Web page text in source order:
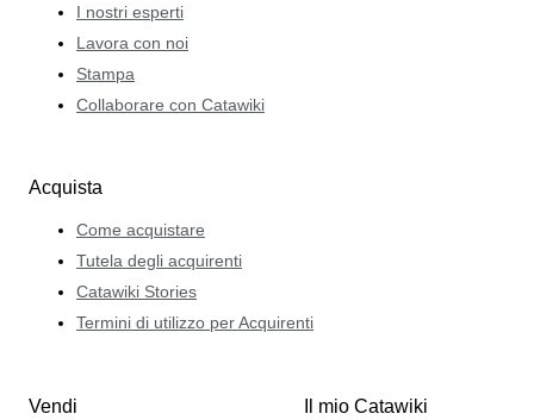
I nostri esperti
Lavora con noi
Stampa
Collaborare con Catawiki
Acquista
Come acquistare
Tutela degli acquirenti
Catawiki Stories
Termini di utilizzo per Acquirenti
Vendi Il mio Catawiki